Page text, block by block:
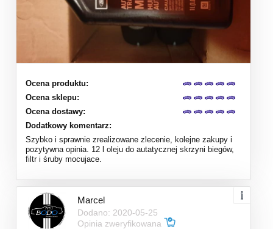
Ocena produktu:
Ocena sklepu:
Ocena dostawy:
Dodatkowy komentarz:
Szybko i sprawnie zrealizowane zlecenie, kolejne zakupy i
pozytywna opinia. 12 l oleju do autatycznej skrzyni biegów,
filtr i śruby mocujace.
Marcel
Dodano: 2020-05-25
Opinia zweryfikowana